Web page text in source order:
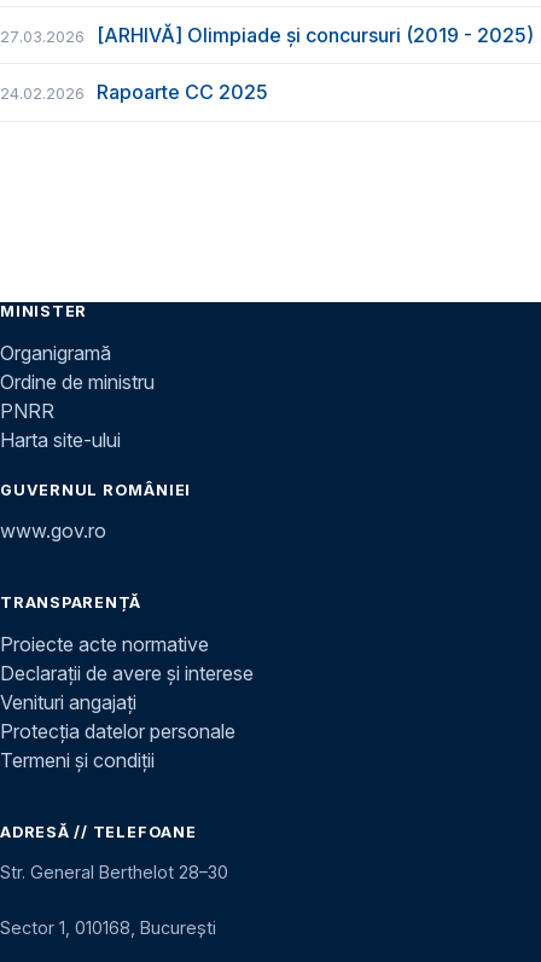
27.03.2026 [ARHIVĂ] Olimpiade și concursuri (2019 - 2025)
24.02.2026 Rapoarte CC 2025
MINISTER
Organigramă
Ordine de ministru
PNRR
Harta site-ului
GUVERNUL ROMÂNIEI
www.gov.ro
TRANSPARENȚĂ
Proiecte acte normative
Declarații de avere și interese
Venituri angajați
Protecția datelor personale
Termeni și condiții
ADRESĂ // TELEFOANE
Str. General Berthelot 28–30
Sector 1, 010168, București